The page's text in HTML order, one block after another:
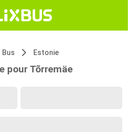
Bus Estonie
pour Tõrremäe